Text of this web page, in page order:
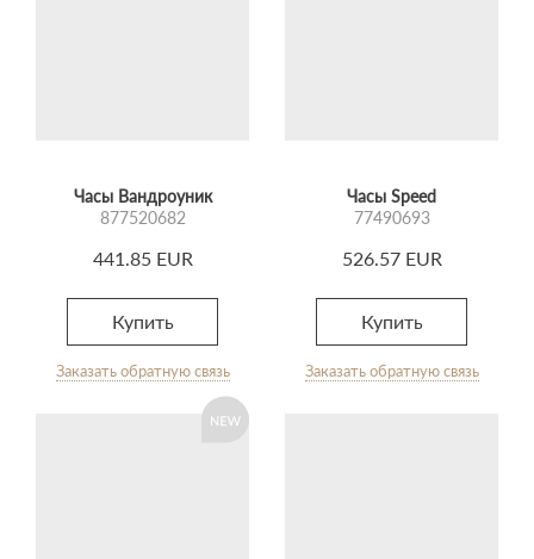
Часы Вандроуник
877520682
441.85 EUR
Купить
Заказать обратную связь
Часы Speed
77490693
526.57 EUR
Купить
Заказать обратную связь